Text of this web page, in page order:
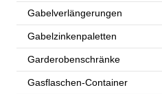
Gabelverlängerungen
Gabelzinkenpaletten
Garderobenschränke
Gasflaschen-Container